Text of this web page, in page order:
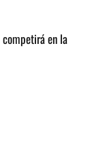
competirá en la